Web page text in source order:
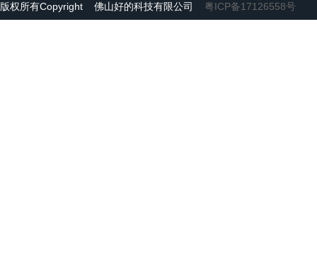
版权所有Copyright 佛山好的科技有限公司 粤ICP备17126558号